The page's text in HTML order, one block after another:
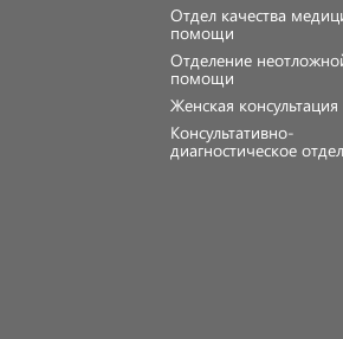
Отдел качества
помощи
Отделение
помощи
Женская
Консультативно-
диагностическое